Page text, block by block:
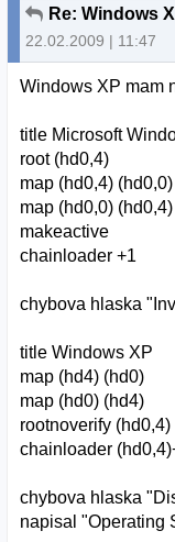
22.02.2009 | 11:47
Windows XP mam
title Microsoft
root (hd0,4)
map (hd0,4) (hd0,0)
map (hd0,0) (hd0,4)
makeactive
chainloader +1
chybova hlaska
title Windows XP
map (hd4) (hd0)
map (hd0) (hd4)
rootnoverify (hd0,4)
chainloader
chybova hlaska
napisal "Operating